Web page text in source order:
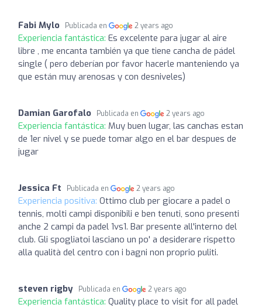
Fabi Mylo Publicada en 2 years ago
Experiencia fantástica: Es excelente para jugar al aire
libre , me encanta también ya que tiene cancha de pádel
single ( pero deberían por favor hacerle manteniendo ya
que están muy arenosas y con desniveles)
Damian Garofalo Publicada en 2 years ago
Experiencia fantástica: Muy buen lugar, las canchas estan
de 1er nivel y se puede tomar algo en el bar despues de
jugar
Jessica Ft Publicada en 2 years ago
Experiencia positiva: Ottimo club per giocare a padel o
tennis, molti campi disponibili e ben tenuti, sono presenti
anche 2 campi da padel 1vs1. Bar presente all'interno del
club. Gli spogliatoi lasciano un po' a desiderare rispetto
alla qualità del centro con i bagni non proprio puliti.
steven rigby Publicada en 2 years ago
Experiencia fantástica: Quality place to visit for all padel